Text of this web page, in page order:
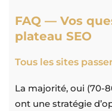
FAQ — Vos
plateau SEO
Tous les sites
La majorité, oui (70-
ont une stratégie